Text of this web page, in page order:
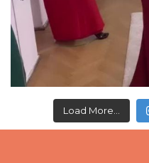
Load More...